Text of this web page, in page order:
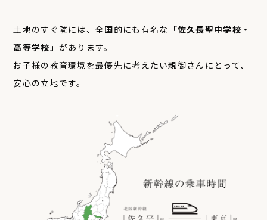
土地のすぐ隣には、全国的にも有名な
「佐久長聖中学校・
高等学校」 があります。
お子様の教育環境を最優先に考えたい親御さんにとって、
安心の立地です。